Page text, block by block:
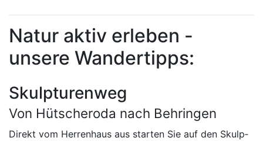
Natur aktiv erleben -
unsere Wandertipps:
Skulpturenweg
Von Hütscheroda nach Behringen
Direkt vom Herrenhaus aus starten Sie auf den Skulp­